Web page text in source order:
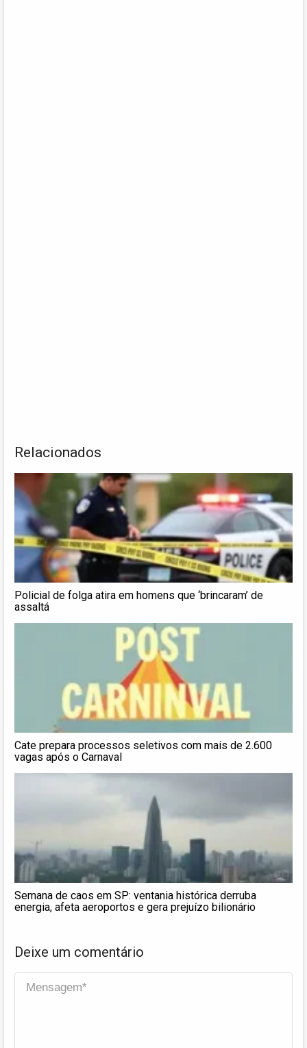
Relacionados
Policial de folga atira em homens que ‘brincaram’ de
assaltá
Cate prepara processos seletivos com mais de 2.600
vagas após o Carnaval
Semana de caos em SP: ventania histórica derruba
energia, afeta aeroportos e gera prejuízo bilionário
Deixe um comentário